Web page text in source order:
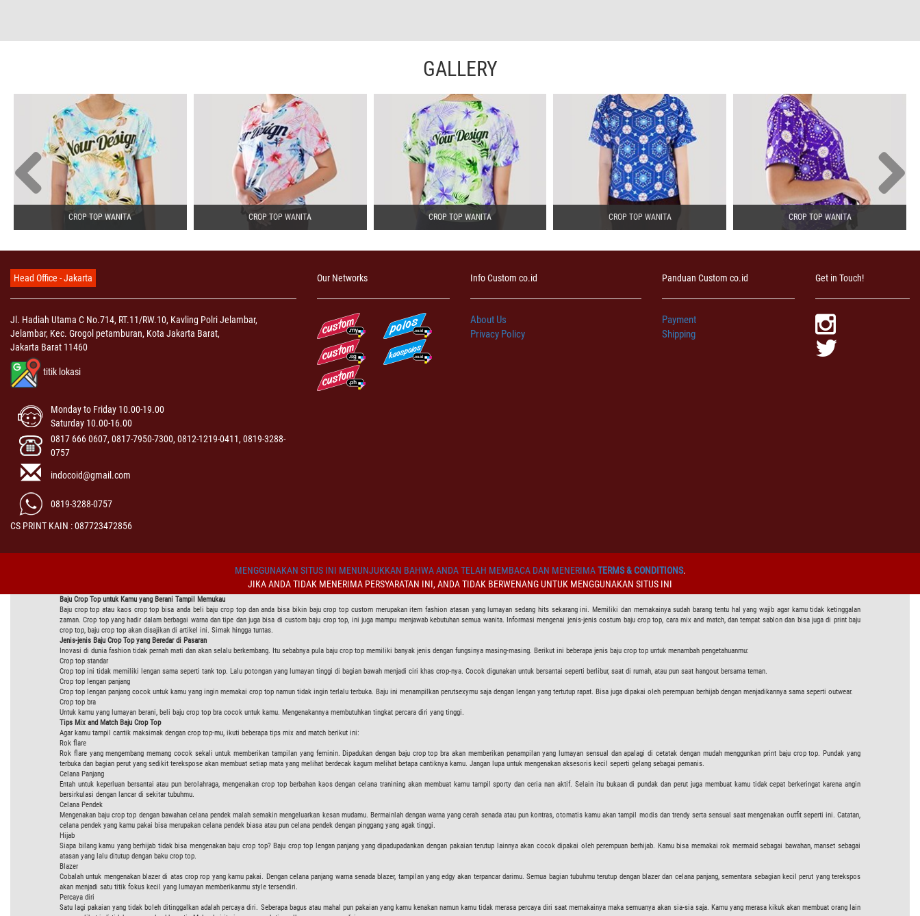
GALLERY
CROP TOP WANITA CROP TOP WANITA CROP TOP WANITA CROP TOP WANITA CROP TOP WANITA
Head Office - Jakarta
Jl. Hadiah Utama C No.714, RT.11/RW.10, Kavling Polri Jelambar,
Jelambar, Kec. Grogol petamburan, Kota Jakarta Barat,
Jakarta Barat 11460
titik lokasi
Monday to Friday 10.00-19.00
Saturday 10.00-16.00
0817 666 0607, 0817-7950-7300, 0812-1219-0411, 0819-3288-
0757
indocoid@gmail.com
0819-3288-0757
CS PRINT KAIN : 087723472856
Our Networks Info Custom co.id
About Us
Privacy Policy
Panduan Custom co.id
Payment
Shipping
Get in Touch!
MENGGUNAKAN SITUS INI MENUNJUKKAN BAHWA ANDA TELAH MEMBACA DAN MENERIMATERMS & CONDITIONS.
JIKA ANDA TIDAK MENERIMA PERSYARATAN INI, ANDA TIDAK BERWENANG UNTUK MENGGUNAKAN SITUS INI
Baju Crop Top untuk Kamu yang Berani Tampil Memukau
Baju crop top atau kaos crop top bisa anda beli baju crop top dan anda bisa bikin baju crop top custom merupakan item fashion atasan yang lumayan sedang hits sekarang ini. Memiliki dan memakainya sudah barang tentu hal yang wajib agar kamu tidak ketinggalan
zaman. Crop top yang hadir dalam berbagai warna dan tipe dan juga bisa di custom baju crop top, ini juga mampu menjawab kebutuhan semua wanita. Informasi mengenai jenis-jenis costum baju crop top, cara mix and match, dan tempat sablon dan bisa juga di print baju
crop top, baju crop top akan disajikan di artikel ini. Simak hingga tuntas.
Jenis-jenis Baju Crop Top yang Beredar di Pasaran
Inovasi di dunia fashion tidak pernah mati dan akan selalu berkembang. Itu sebabnya pula baju crop top memiliki banyak jenis dengan fungsinya masing-masing. Berikut ini beberapa jenis baju crop top untuk menambah pengetahuanmu:
Crop top standar
Crop top ini tidak memiliki lengan sama seperti tank top. Lalu potongan yang lumayan tinggi di bagian bawah menjadi ciri khas crop-nya. Cocok digunakan untuk bersantai seperti berlibur, saat di rumah, atau pun saat hangout bersama teman.
Crop top lengan panjang
Crop top lengan panjang cocok untuk kamu yang ingin memakai crop top namun tidak ingin terlalu terbuka. Baju ini menampilkan perutsexymu saja dengan lengan yang tertutup rapat. Bisa juga dipakai oleh perempuan berhijab dengan menjadikannya sama seperti outwear.
Crop top bra
Untuk kamu yang lumayan berani, beli baju crop top bra cocok untuk kamu. Mengenakannya membutuhkan tingkat percara diri yang tinggi.
Tips Mix and Match Baju Crop Top
Agar kamu tampil cantik maksimak dengan crop top-mu, ikuti beberapa tips mix and match berikut ini:
Rok flare
Rok flare yang mengembang memang cocok sekali untuk memberikan tampilan yang feminin. Dipadukan dengan baju crop top bra akan memberikan penampilan yang lumayan sensual dan apalagi di cetatak dengan mudah menggunkan print baju crop top. Pundak yang
terbuka dan bagian perut yang sedikit terekspose akan membuat setiap mata yang melihat berdecak kagum melihat betapa cantiknya kamu. Jangan lupa untuk mengenakan aksesoris kecil seperti gelang sebagai pemanis.
Celana Panjang
Entah untuk keperluan bersantai atau pun berolahraga, mengenakan crop top berbahan kaos dengan celana tranining akan membuat kamu tampil sporty dan ceria nan aktif. Selain itu bukaan di pundak dan perut juga membuat kamu tidak cepat berkeringat karena angin
bersirkulasi dengan lancar di sekitar tubuhmu.
Celana Pendek
Mengenakan baju crop top dengan bawahan celana pendek malah semakin mengeluarkan kesan mudamu. Bermainlah dengan warna yang cerah senada atau pun kontras, otomatis kamu akan tampil modis dan trendy serta sensual saat mengenakan outfit seperti ini. Catatan,
celana pendek yang kamu pakai bisa merupakan celana pendek biasa atau pun celana pendek dengan pinggang yang agak tinggi.
Hijab
Siapa bilang kamu yang berhijab tidak bisa mengenakan baju crop top? Baju crop top lengan panjang yang dipadupadankan dengan pakaian terutup lainnya akan cocok dipakai oleh perempuan berhijab. Kamu bisa memakai rok mermaid sebagai bawahan, manset sebagai
atasan yang lalu ditutup dengan baku crop top.
Blazer
Cobalah untuk mengenakan blazer di atas crop rop yang kamu pakai. Dengan celana panjang warna senada blazer, tampilan yang edgy akan terpancar darimu. Semua bagian tubuhmu terutup dengan blazer dan celana panjang, sementara sebagian kecil perut yang terekspos
akan menjadi satu titik fokus kecil yang lumayan memberikanmu style tersendiri.
Percaya diri
Satu lagi pakaian yang tidak boleh ditinggalkan adalah percaya diri. Seberapa bagus atau mahal pun pakaian yang kamu kenakan namun kamu tidak merasa percaya diri saat memakainya maka semuanya akan sia-sia saja. Kamu yang merasa kikuk akan membuat orang lain